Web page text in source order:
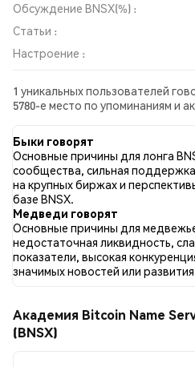
Обсуждение BNSX(%) :
Статьи :
Настроение :
1 уникальных пользователей
5780-е место по упоминаниям и
во всех социальных сетях было
опубликовано 0 новостных
твитов имели бычий настрой по
медвежьим настроем по BNSX.
нейтральными по отношению к
на 1 твитах.
Быки говорят
Основные причины для лонга
сообщества, сильная
на крупных биржах и
базе BNSX.
Медведи говорят
Основные причины для
недостаточная ликвидность,
показатели, высокая
значимых новостей или
Академия Bitcoin Name
(BNSX)